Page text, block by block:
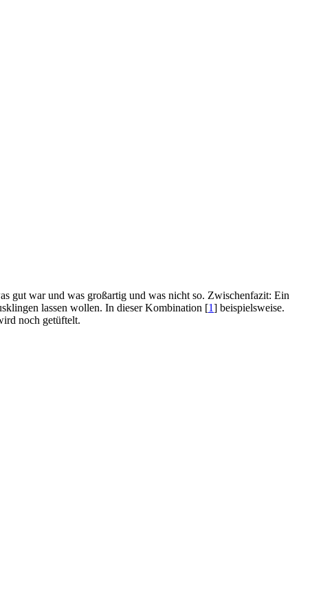
gut war und was großartig und was nicht so. Zwischenfazit: Ein
lassen wollen. In dieser Kombination [1] beispielsweise.
noch getüftelt.